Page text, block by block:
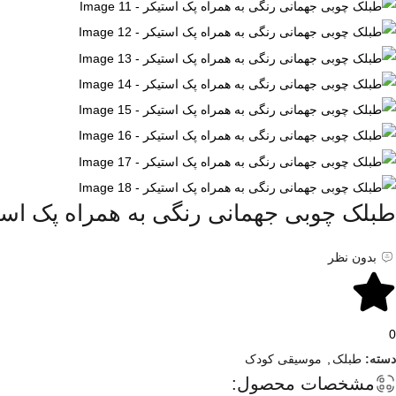
طبلک چوبی جهمانی رنگی به همراه پک
بدون نظر
0
دسته: طبلک موسیقی کودک
مشخصات محصول: